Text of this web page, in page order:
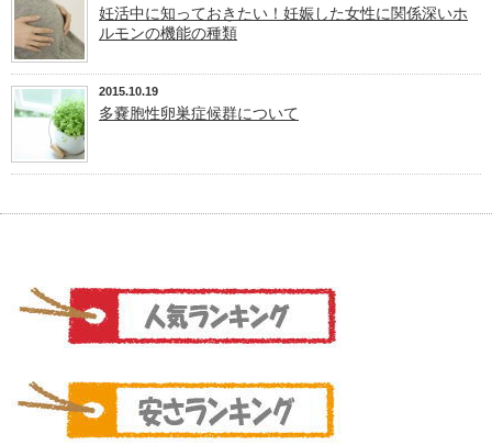
妊活中に知っておきたい！妊娠した女性に関係深いホ
ルモンの機能の種類
2015.10.19
多嚢胞性卵巣症候群について